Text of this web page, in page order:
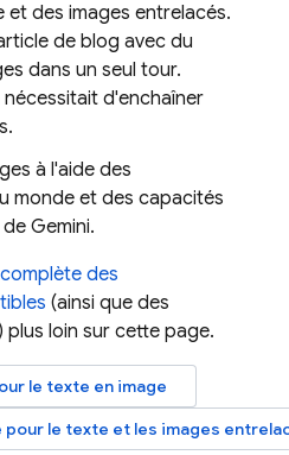
et des images entrelacés.
de blog avec du
dans un seul tour.
d'enchaîner
à l'aide des
monde et des capacités
Gemini.
des
(ainsi que des
loin sur cette page.
le texte en image
pour le texte et les images